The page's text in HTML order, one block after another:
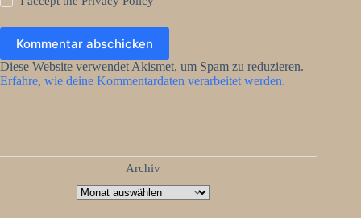
Kommentar abschicken
Diese Website verwendet Akismet, um Spam zu reduzieren.
Erfahre, wie deine Kommentardaten verarbeitet werden.
Archiv